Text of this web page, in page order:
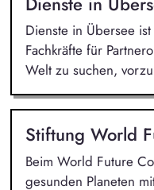
Dienste in Übersee
Fachkräfte für
Welt zu suchen,
Stiftung World
Beim World Future
gesunden Planeten